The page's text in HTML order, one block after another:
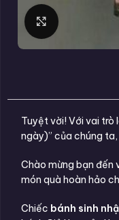
Click to
Tuyệt vời! Với vai trò
ngày)” của chúng
Chào mừng bạn đến
món quà hoàn hảo
Chiếc bánh sinh